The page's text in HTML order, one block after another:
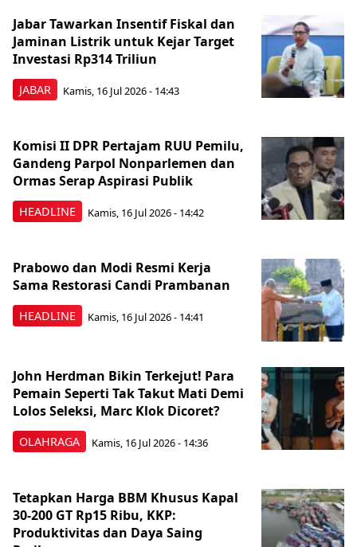
JABAR
Jabar Tawarkan Insentif Fiskal dan
Jaminan Listrik untuk Kejar Target
Investasi Rp314 Triliun
Kamis, 16 Jul 2026 - 14:43
HEADLINE
Komisi II DPR Pertajam RUU Pemilu,
Gandeng Parpol Nonparlemen dan
Ormas Serap Aspirasi Publik
Kamis, 16 Jul 2026 - 14:42
HEADLINE
Prabowo dan Modi Resmi Kerja
Sama Restorasi Candi Prambanan
Kamis, 16 Jul 2026 - 14:41
OLAHRAGA
John Herdman Bikin Terkejut! Para
Pemain Seperti Tak Takut Mati Demi
Lolos Seleksi, Marc Klok Dicoret?
Kamis, 16 Jul 2026 - 14:36
Tetapkan Harga BBM Khusus Kapal
30-200 GT Rp15 Ribu, KKP:
Produktivitas dan Daya Saing